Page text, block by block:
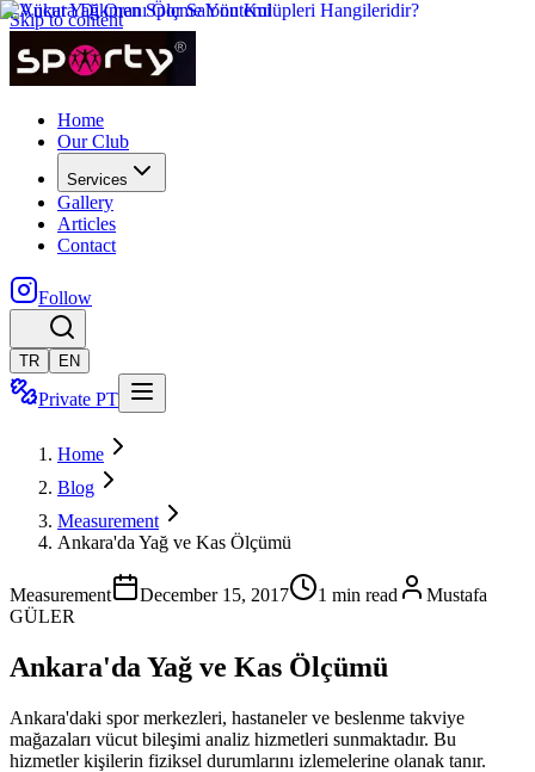
Skip to content
Home
Our Club
Services
Gallery
Articles
Contact
Follow
TR EN
Private PT
Home
Blog
Measurement
Ankara'da Yağ ve Kas Ölçümü
Measurement December 15, 2017 1 min read
Mustafa
GÜLER
Ankara'da Yağ ve Kas Ölçümü
Ankara'daki spor merkezleri, hastaneler ve beslenme takviye
mağazaları vücut bileşimi analiz hizmetleri sunmaktadır. Bu
hizmetler kişilerin fiziksel durumlarını izlemelerine olanak tanır.